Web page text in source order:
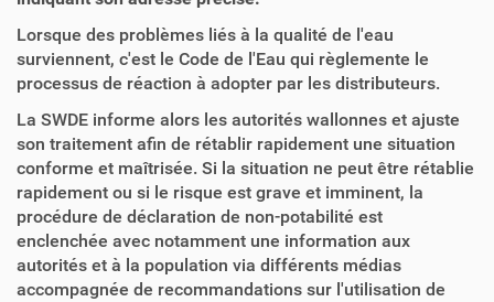
Lorsque des problèmes liés à la qualité de l'eau
surviennent, c'est le Code de l'Eau qui règlemente le
processus de réaction à adopter par les distributeurs.
La SWDE informe alors les autorités wallonnes et ajuste
son traitement afin de rétablir rapidement une situation
conforme et maîtrisée. Si la situation ne peut être rétablie
rapidement ou si le risque est grave et imminent, la
procédure de déclaration de non-potabilité est
enclenchée avec notamment une information aux
autorités et à la population via différents médias
accompagnée de recommandations sur l'utilisation de